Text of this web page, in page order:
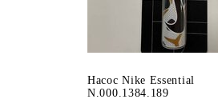
Насос Nike Essential
N.000.1384.189